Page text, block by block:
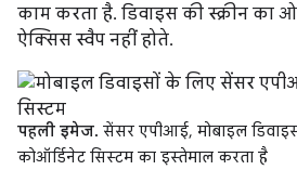
काम करता है. डिवाइस की स्क्रीन का
ऐक्सिस स्वैप नहीं होते.
पहली इमेज. सेंसर एपीआई, मोबाइल
कोऑर्डिनेट सिस्टम का इस्तेमाल करता है